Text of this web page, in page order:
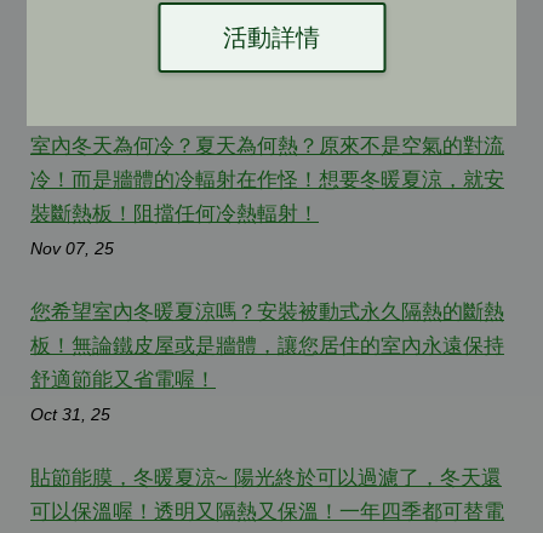
活動詳情
室內冬天為何冷？夏天為何熱？原來不是空氣的對流
冷！而是牆體的冷輻射在作怪！想要冬暖夏涼，就安
裝斷熱板！阻擋任何冷熱輻射！
Nov 07, 25
您希望室內冬暖夏涼嗎？安裝被動式永久隔熱的斷熱
板！無論鐵皮屋或是牆體，讓您居住的室內永遠保持
舒適節能又省電喔！
Oct 31, 25
貼節能膜，冬暖夏涼~ 陽光終於可以過濾了，冬天還
可以保溫喔！透明又隔熱又保溫！一年四季都可替電